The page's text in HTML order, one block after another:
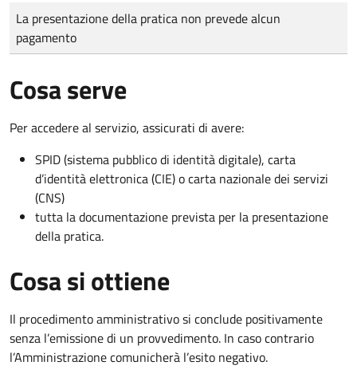
Tipo di pagamento
Importo
La presentazione della pratica non prevede alcun
pagamento
Cosa serve
Per accedere al servizio, assicurati di avere:
SPID (sistema pubblico di identità digitale), carta
d’identità elettronica (CIE) o carta nazionale dei servizi
(CNS)
tutta la documentazione prevista per la presentazione
della pratica.
Cosa si ottiene
Il procedimento amministrativo si conclude positivamente
senza l’emissione di un provvedimento. In caso contrario
l’Amministrazione comunicherà l’esito negativo.